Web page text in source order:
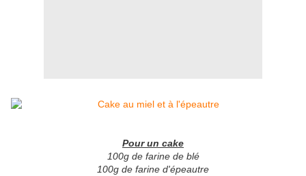
Pour un cake
100g de farine de blé
100g de farine d'épeautre